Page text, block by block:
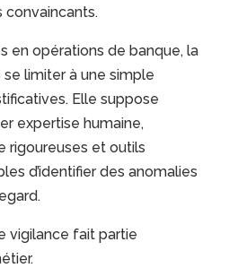
convaincants.
en opérations de banque, la
limiter à une simple
Elle suppose
expertise humaine,
rigoureuses et outils
d’identifier des anomalies
vigilance fait partie